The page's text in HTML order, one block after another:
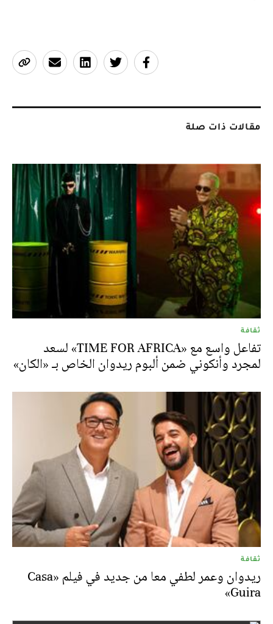
مقالات ذات صلة
ثقافة
تفاعل واسع مع «TIME FOR AFRICA» لسعد
لمجرد وأنكوني ضمن ألبوم ريدوان الخاص بـ «الكان»
ثقافة
ريدوان وعمر لطفي معا من جديد في فيلم «Casa
Guira»